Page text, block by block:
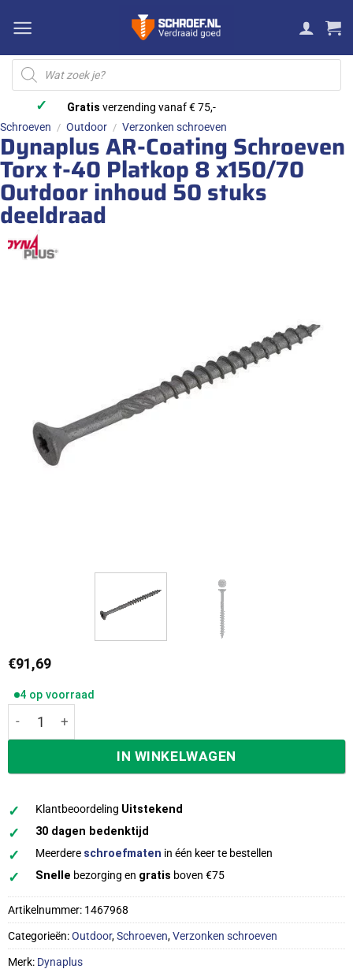
naar
inhoud
Producten
zoeken
✓ Gratis verzending vanaf € 75,-
Schroeven / Outdoor / Verzonken schroeven
Dynaplus AR-Coating Schroeven
Torx t-40 Platkop 8 x150/70
Outdoor inhoud 50 stuks
deeldraad
€91,69
4 op voorraad
Dynaplus AR-Coating Schroeven Torx t-40 Platkop 8
IN WINKELWAGEN
✓ Klantbeoordeling Uitstekend
✓ 30 dagen bedenktijd
✓ Meerdere schroefmaten in één keer te bestellen
✓ Snelle bezorging en gratis boven €75
Artikelnummer: 1467968
Categorieën:Outdoor,Schroeven,Verzonken schroeven
Merk: Dynaplus